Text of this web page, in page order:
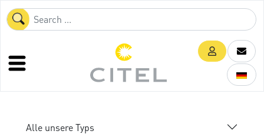
Alle unsere Typs